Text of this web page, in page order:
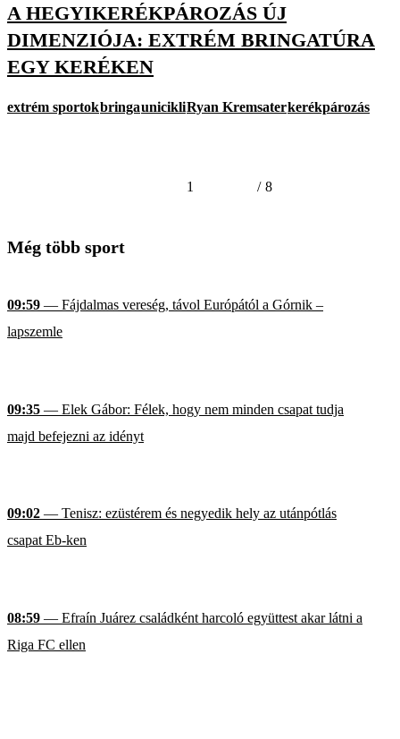
A HEGYIKERÉKPÁROZÁS ÚJ
DIMENZIÓJA: EXTRÉM BRINGATÚRA
EGY KERÉKEN
extrém sportokbringaunicikliRyan Kremsaterkerékpározás
1 / 8
Még több sport
09:59 — Fájdalmas vereség, távol Európától a Górnik –
lapszemle
09:35 — Elek Gábor: Félek, hogy nem minden csapat tudja
majd befejezni az idényt
09:02 — Tenisz: ezüstérem és negyedik hely az utánpótlás
csapat Eb-ken
08:59 — Efraín Juárez családként harcoló együttest akar látni a
Riga FC ellen